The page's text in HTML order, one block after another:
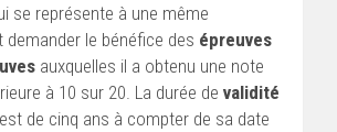
se représente à une même
demander le bénéfice des épreuves
auxquelles il a obtenu une note
à 10 sur 20. La durée de validité
de cinq ans à compter de sa date